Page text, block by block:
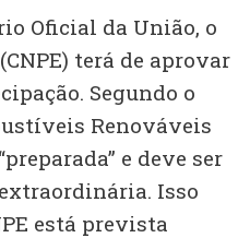
Oficial da União, o
terá de aprovar
Segundo o
Renováveis
e deve ser
Isso
está prevista